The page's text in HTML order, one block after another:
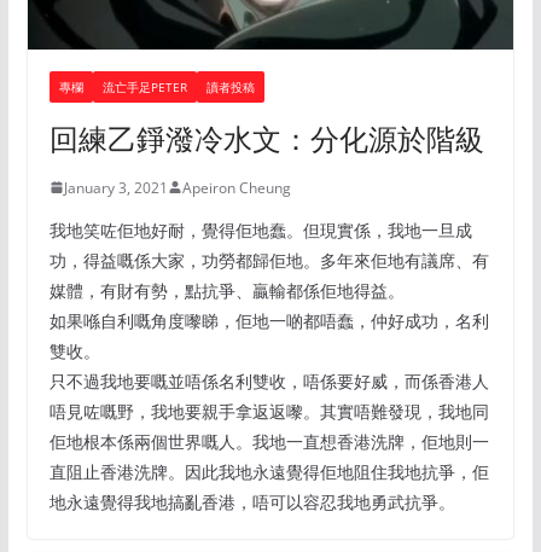
專欄 流亡手足PETER 讀者投稿
回練乙錚潑冷水文：分化源於階級
January 3, 2021 Apeiron Cheung
我地笑咗佢地好耐，覺得佢地蠢。但現實係，我地一旦成
功，得益嘅係大家，功勞都歸佢地。多年來佢地有議席、有
媒體，有財有勢，點抗爭、贏輸都係佢地得益。
如果喺自利嘅角度嚟睇，佢地一啲都唔蠢，仲好成功，名利
雙收。
只不過我地要嘅並唔係名利雙收，唔係要好威，而係香港人
唔見咗嘅野，我地要親手拿返返嚟。其實唔難發現，我地同
佢地根本係兩個世界嘅人。我地一直想香港洗牌，佢地則一
直阻止香港洗牌。因此我地永遠覺得佢地阻住我地抗爭，佢
地永遠覺得我地搞亂香港，唔可以容忍我地勇武抗爭。